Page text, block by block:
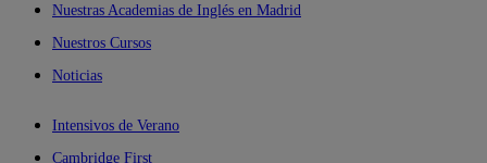
Nuestras Academias de Inglés en Madrid
Nuestros Cursos
Noticias
Intensivos de Verano
Cambridge First